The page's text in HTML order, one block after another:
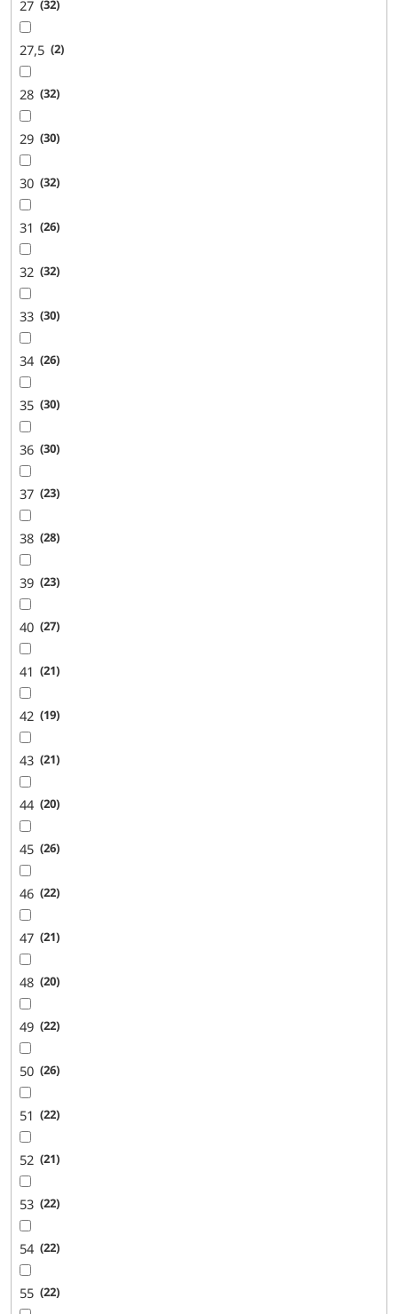
27 32
27,5 2
28 32
29 30
30 32
31 26
32 32
33 30
34 26
35 30
36 30
37 23
38 28
39 23
40 27
41 21
42 19
43 21
44 20
45 26
46 22
47 21
48 20
49 22
50 26
51 22
52 21
53 22
54 22
55 22